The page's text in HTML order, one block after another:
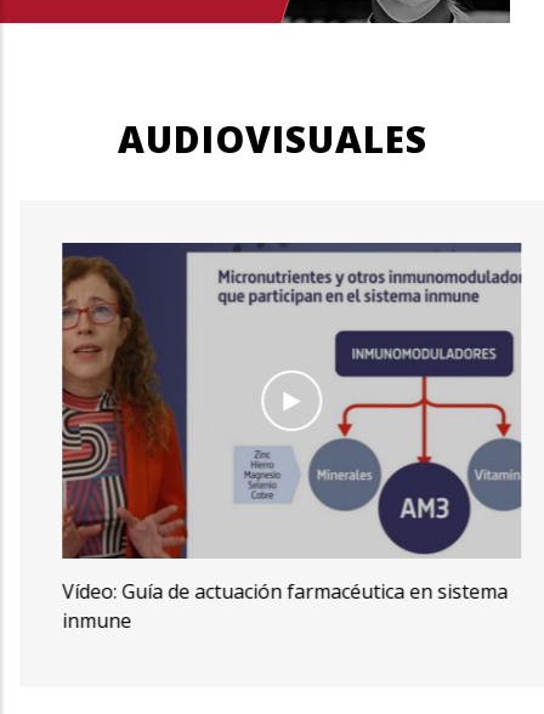
AUDIOVISUALES
Vídeo: Guía de actuación farmacéutica en sistema
inmune